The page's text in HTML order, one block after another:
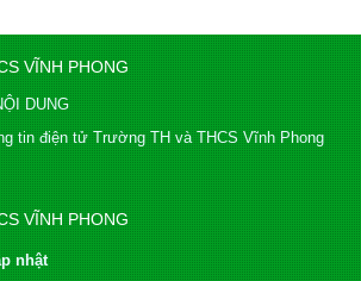
VĨNH PHONG
DUNG
tin điện tử Trường TH và THCS Vĩnh Phong
VĨNH PHONG
nhật